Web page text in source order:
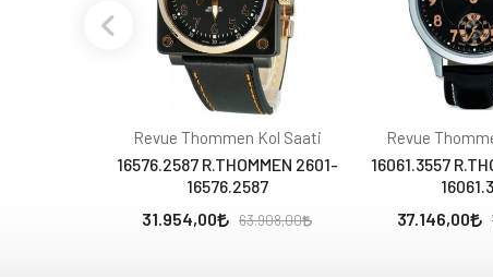
Revue Thommen Kol Saati
16576.2587 R.THOMMEN 2601-
16576.2587
31.954,00
63.908,00
Revue
16061.3557
37.146,00